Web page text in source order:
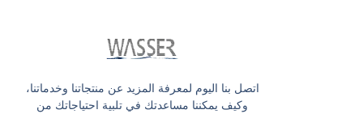
اتصل بنا اليوم لمعرفة المزيد عن منتجاتنا وخدماتنا،
وكيف يمكننا مساعدتك في تلبية احتياجاتك من